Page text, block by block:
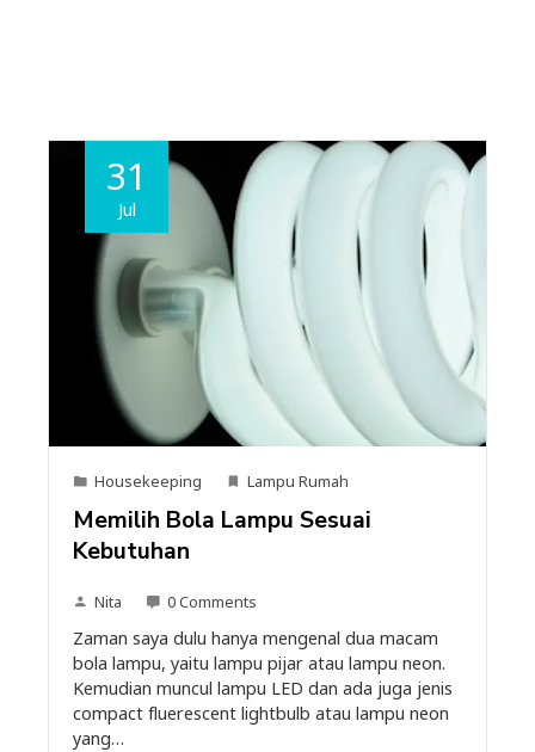
31
Jul
Housekeeping Lampu Rumah
Memilih Bola Lampu Sesuai
Kebutuhan
Nita 0 Comments
Zaman saya dulu hanya mengenal dua macam
bola lampu, yaitu lampu pijar atau lampu neon.
Kemudian muncul lampu LED dan ada juga jenis
compact fluerescent lightbulb atau lampu neon
yang…